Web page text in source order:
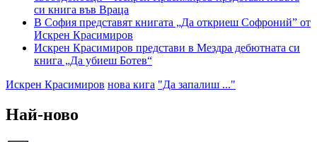
си книга във Враца
В София представят книгата „Да откриеш Софроний” от
Искрен Красимиров
Искрен Красимиров представи в Мездра дебютната си
книга „Да убиеш Ботев“
Искрен Красимиров нова кига "Да запалиш ..."
Най-ново